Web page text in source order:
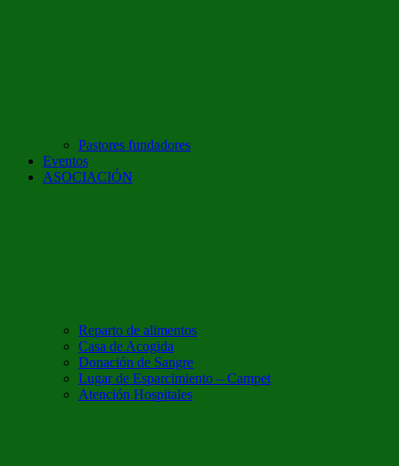
Pastores fundadores
Eventos
ASOCIACIÓN
Reparto de alimentos
Casa de Acogida
Donación de Sangre
Lugar de Esparcimiento – Campet
Atención Hospitales